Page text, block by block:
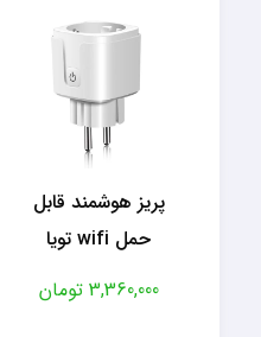
پریز هوشمند قابل
حمل wifi تویا
3,360,000 تومان